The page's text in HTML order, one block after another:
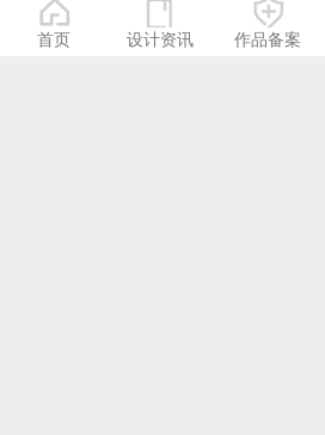
中国女设计师沙龙
首页 设计资讯 作品备案